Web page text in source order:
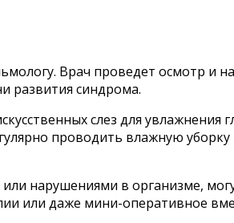
Врач проведет осмотр и
развития синдрома.
слез для увлажнения
проводить влажную
или нарушениями в организме,
или даже мини-оперативное